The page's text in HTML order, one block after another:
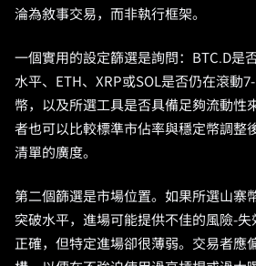
淪為敘事交易，而非執行框架。
一個實用的設定篩選是詢問：BTC.D是
水平、ETH、XRP或SOL是否仍在滾動
幣，以及所選工具是否具備足夠流動性
者也可以比較標準市佔率與穩定幣調整
清單的廣度。
第二個篩選是市場位置。如果所選山寨
突破水平，進場可能提供不佳的風險-
正確，但特定進場卻很薄弱。交易者應